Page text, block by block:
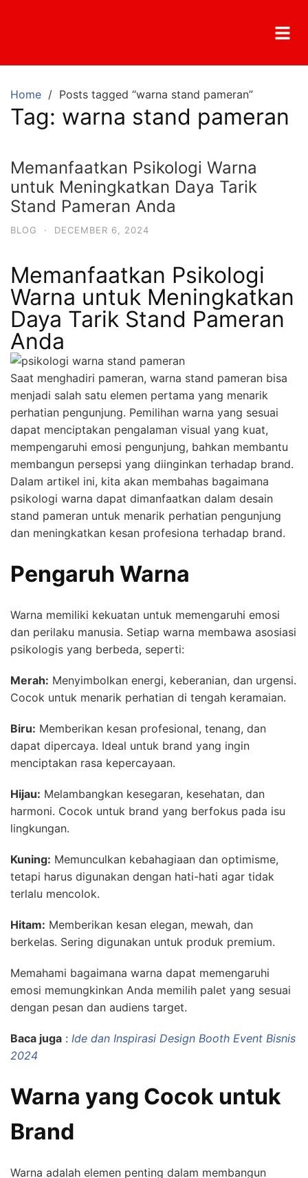
Home Posts tagged “warna stand pameran”
Tag: warna stand pameran
Memanfaatkan Psikologi Warna
untuk Meningkatkan Daya Tarik
Stand Pameran Anda
BLOG · DECEMBER 6, 2024
Memanfaatkan Psikologi
Warna untuk Meningkatkan
Daya Tarik Stand Pameran
Anda
Saat menghadiri pameran, warna stand pameran bisa
menjadi salah satu elemen pertama yang menarik
perhatian pengunjung. Pemilihan warna yang sesuai
dapat menciptakan pengalaman visual yang kuat,
mempengaruhi emosi pengunjung, bahkan membantu
membangun persepsi yang diinginkan terhadap brand.
Dalam artikel ini, kita akan membahas bagaimana
psikologi warna dapat dimanfaatkan dalam desain
stand pameran untuk menarik perhatian pengunjung
dan meningkatkan kesan profesiona terhadap brand.
Pengaruh Warna
Warna memiliki kekuatan untuk memengaruhi emosi
dan perilaku manusia. Setiap warna membawa asosiasi
psikologis yang berbeda, seperti:
Merah: Menyimbolkan energi, keberanian, dan urgensi.
Cocok untuk menarik perhatian di tengah keramaian.
Biru: Memberikan kesan profesional, tenang, dan
dapat dipercaya. Ideal untuk brand yang ingin
menciptakan rasa kepercayaan.
Hijau: Melambangkan kesegaran, kesehatan, dan
harmoni. Cocok untuk brand yang berfokus pada isu
lingkungan.
Kuning: Memunculkan kebahagiaan dan optimisme,
tetapi harus digunakan dengan hati-hati agar tidak
terlalu mencolok.
Hitam: Memberikan kesan elegan, mewah, dan
berkelas. Sering digunakan untuk produk premium.
Memahami bagaimana warna dapat memengaruhi
emosi memungkinkan Anda memilih palet yang sesuai
dengan pesan dan audiens target.
Baca juga : Ide dan Inspirasi Design Booth Event Bisnis
2024
Warna yang Cocok untuk
Brand
Warna adalah elemen penting dalam membangun